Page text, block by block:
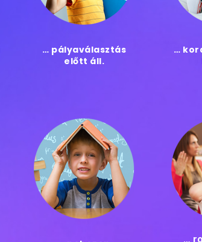
… pályaválasztás
előtt áll.
…
…